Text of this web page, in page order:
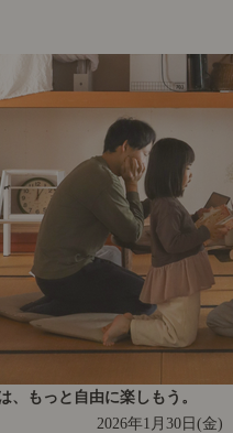
、もっと自由に楽しもう。
2026年1月30日(金)